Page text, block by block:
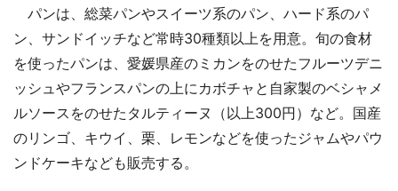
パンは、総菜パンやスイーツ系のパン、ハード系のパ
ン、サンドイッチなど常時30種類以上を用意。旬の食材
を使ったパンは、愛媛県産のミカンをのせたフルーツデニ
ッシュやフランスパンの上にカボチャと自家製のベシャメ
ルソースをのせたタルティーヌ（以上300円）など。国産
のリンゴ、キウイ、栗、レモンなどを使ったジャムやパウ
ンドケーキなども販売する。